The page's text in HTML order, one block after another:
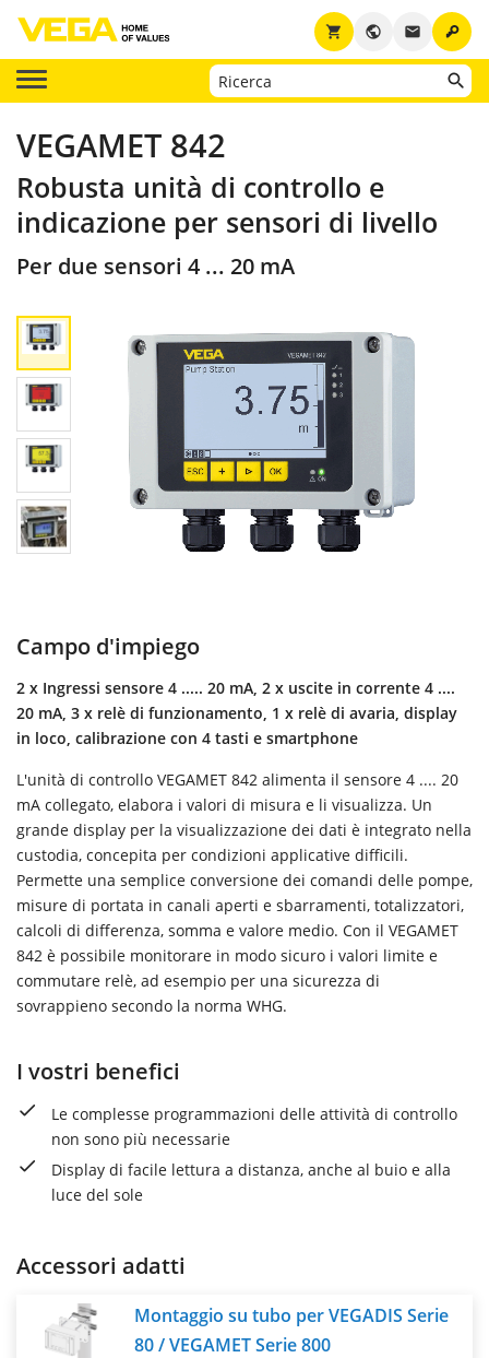
key
email
public
shopping_cart
VEGAMET 842
Robusta unità di controllo e
indicazione per sensori di livello
Per due sensori 4 ... 20 mA
Campo d'impiego
2 x Ingressi sensore 4 ..... 20 mA, 2 x uscite in corrente 4 ....
20 mA, 3 x relè di funzionamento, 1 x relè di avaria, display
in loco, calibrazione con 4 tasti e smartphone
L'unità di controllo VEGAMET 842 alimenta il sensore 4 .... 20
mA collegato, elabora i valori di misura e li visualizza. Un
grande display per la visualizzazione dei dati è integrato nella
custodia, concepita per condizioni applicative difficili.
Permette una semplice conversione dei comandi delle pompe,
misure di portata in canali aperti e sbarramenti, totalizzatori,
calcoli di differenza, somma e valore medio. Con il VEGAMET
842 è possibile monitorare in modo sicuro i valori limite e
commutare relè, ad esempio per una sicurezza di
sovrappieno secondo la norma WHG.
I vostri benefici
Le complesse programmazioni delle attività di controllo
non sono più necessarie
Display di facile lettura a distanza, anche al buio e alla
luce del sole
Accessori adatti
Montaggio su tubo per VEGADIS Serie
80 / VEGAMET Serie 800